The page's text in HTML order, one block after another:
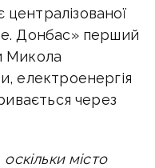
Донбас» перший
Микола
електроенергія
через
місто